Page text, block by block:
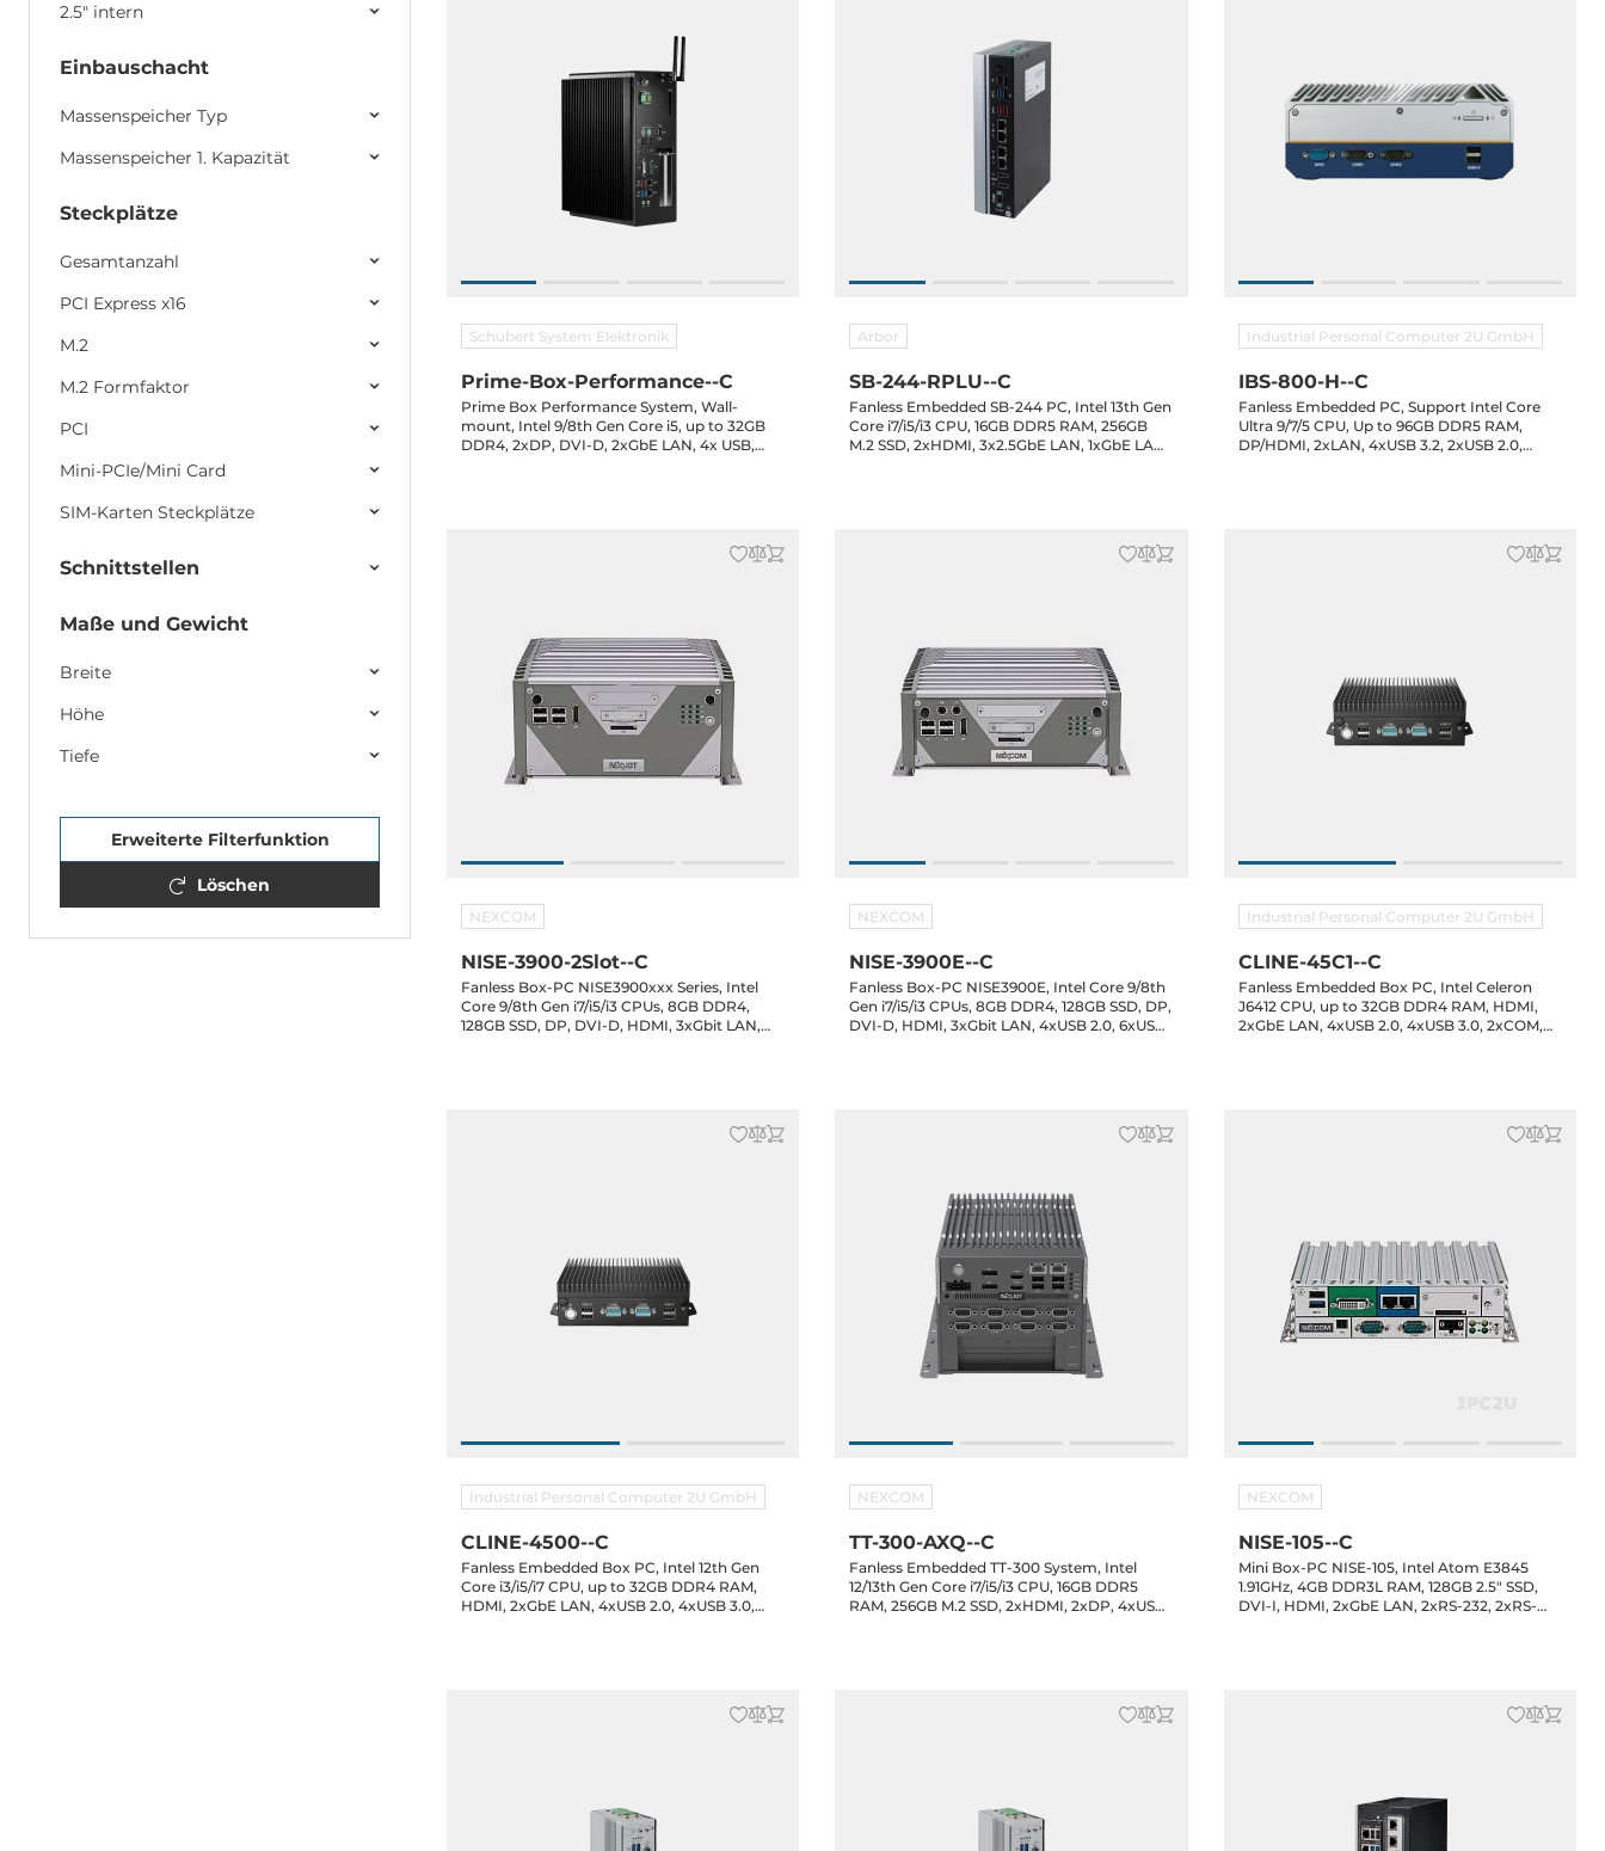
2.5" intern
Einbauschacht
Massenspeicher Typ
Massenspeicher 1. Kapazität
Steckplätze
Gesamtanzahl
PCI Express x16
M.2
M.2 Formfaktor
PCI
Mini-PCIe/Mini Card
SIM-Karten Steckplätze
Schnittstellen
Maße und Gewicht
Breite
Höhe
Tiefe
Erweiterte Filterfunktion
Löschen
Schubert System Elektronik
Prime-Box-Performance--C
Prime Box Performance System, Wall-
mount, Intel 9/8th Gen Core i5, up to 32GB
DDR4, 2xDP, DVI-D, 2xGbE LAN, 4x USB,
Arbor
SB-244-RPLU--C
Fanless Embedded SB-244 PC, Intel 13th Gen
Core i7/i5/i3 CPU, 16GB DDR5 RAM, 256GB
M.2 SSD, 2xHDMI, 3x2.5GbE LAN, 1xGbE LAN,
Industrial Personal Computer 2U GmbH
IBS-800-H--C
Fanless Embedded PC, Support Intel Core
Ultra 9/7/5 CPU, Up to 96GB DDR5 RAM,
DP/HDMI, 2xLAN, 4xUSB 3.2, 2xUSB 2.0,
NEXCOM
NISE-3900-2Slot--C
Fanless Box-PC NISE3900xxx Series, Intel
Core 9/8th Gen i7/i5/i3 CPUs, 8GB DDR4,
128GB SSD, DP, DVI-D, HDMI, 3xGbit LAN,
NEXCOM
NISE-3900E--C
Fanless Box-PC NISE3900E, Intel Core 9/8th
Gen i7/i5/i3 CPUs, 8GB DDR4, 128GB SSD, DP,
DVI-D, HDMI, 3xGbit LAN, 4xUSB 2.0, 6xUSB
Industrial Personal Computer 2U GmbH
CLINE-45C1--C
Fanless Embedded Box PC, Intel Celeron
J6412 CPU, up to 32GB DDR4 RAM, HDMI,
2xGbE LAN, 4xUSB 2.0, 4xUSB 3.0, 2xCOM,
Industrial Personal Computer 2U GmbH
CLINE-4500--C
Fanless Embedded Box PC, Intel 12th Gen
Core i3/i5/i7 CPU, up to 32GB DDR4 RAM,
HDMI, 2xGbE LAN, 4xUSB 2.0, 4xUSB 3.0,
NEXCOM
TT-300-AXQ--C
Fanless Embedded TT-300 System, Intel
12/13th Gen Core i7/i5/i3 CPU, 16GB DDR5
RAM, 256GB M.2 SSD, 2xHDMI, 2xDP, 4xUSB
NEXCOM
NISE-105--C
Mini Box-PC NISE-105, Intel Atom E3845
1.91GHz, 4GB DDR3L RAM, 128GB 2.5" SSD,
DVI-I, HDMI, 2xGbE LAN, 2xRS-232, 2xRS-